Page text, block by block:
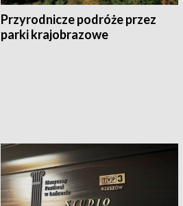
Przyrodnicze podróże przez
parki krajobrazowe